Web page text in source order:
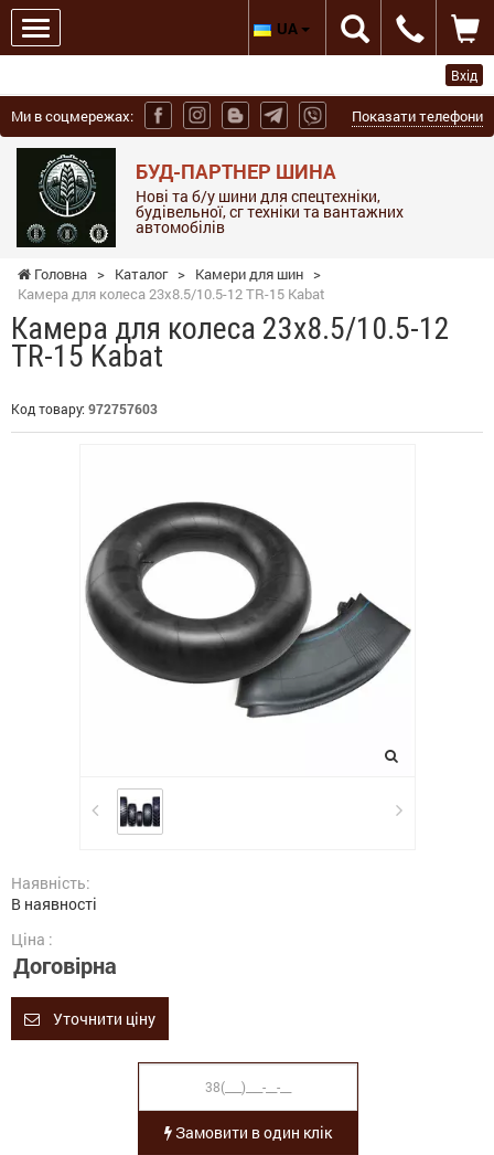
Вхід
Ми в соцмережах: Показати телефони
БУД-ПАРТНЕР ШИНА
Нові та б/у шини для спецтехніки,
будівельної, сг техніки та вантажних
автомобілів
UA
Головна > Каталог > Камери для шин >
Камера для колеса 23x8.5/10.5-12 TR-15 Kabat
Камера для колеса 23x8.5/10.5-12
TR-15 Kabat
Код товару: 972757603
Наявність:
В наявності
Ціна :
Договірна
Уточнити ціну
Замовити в один клік